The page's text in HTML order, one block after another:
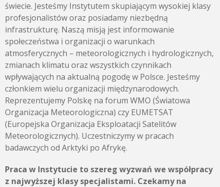
świecie. Jesteśmy Instytutem skupiającym wysokiej klasy
profesjonalistów oraz posiadamy niezbędną
infrastrukturę. Naszą misją jest informowanie
społeczeństwa i organizacji o warunkach
atmosferycznych – meteorologicznych i hydrologicznych,
zmianach klimatu oraz wszystkich czynnikach
wpływających na aktualną pogodę w Polsce. Jesteśmy
członkiem wielu organizacji międzynarodowych.
Reprezentujemy Polskę na forum WMO (Światowa
Organizacja Meteorologiczna) czy EUMETSAT
(Europejska Organizacja Eksploatacji Satelitów
Meteorologicznych). Uczestniczymy w pracach
badawczych od Arktyki po Afrykę.
Praca w Instytucie to szereg wyzwań we współpracy
z najwyższej klasy specjalistami. Czekamy na